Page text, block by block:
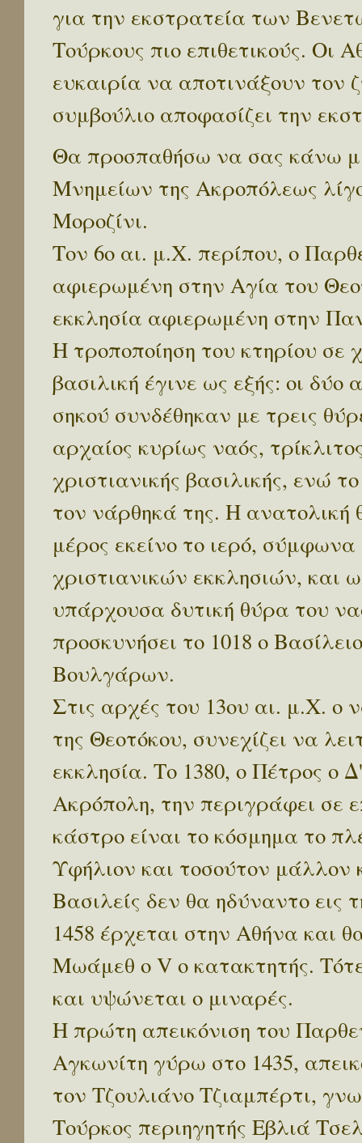
για την εκστρατεία των
Τούρκους πιο επιθετικούς. Οι
ευκαιρία να αποτινάξουν τον
συμβούλιο αποφασίζει την
Θα προσπαθήσω να σας κάνω
Μνημείων της Ακροπόλεως
Μοροζίνι.
Τον 6ο αι. μ.Χ. περίπου, ο
αφιερωμένη στην Αγία του
εκκλησία αφιερωμένη στην
Η τροποποίηση του κτηρίου σε
βασιλική έγινε ως εξής: οι
σηκού συνδέθηκαν με τρεις
αρχαίος κυρίως ναός,
χριστιανικής βασιλικής, ενώ
τον νάρθηκά της. Η ανατολική
μέρος εκείνο το ιερό,
χριστιανικών εκκλησιών, και
υπάρχουσα δυτική θύρα του
προσκυνήσει το 1018 ο
Βουλγάρων.
Στις αρχές του 13ου αι. μ.Χ. ο
της Θεοτόκου, συνεχίζει να
εκκλησία. Το 1380, ο Πέτρος ο
Ακρόπολη, την περιγράφει σε
κάστρο είναι το κόσμημα το
Υφήλιον και τοσούτον μάλλον
Βασιλείς δεν θα ηδύναντο εις
1458 έρχεται στην Αθήνα και
Μωάμεθ ο V ο κατακτητής.
και υψώνεται ο μιναρές.
Η πρώτη απεικόνιση του
Αγκωνίτη γύρω στο 1435,
τον Τζουλιάνο Τζιαμπέρτι,
Τούρκος περιηγητής Εβλιά